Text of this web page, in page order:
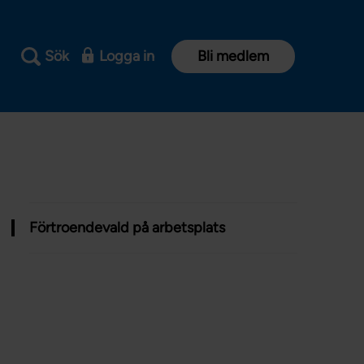
Sök Logga in Bli medlem
Förtroendevald på arbetsplats